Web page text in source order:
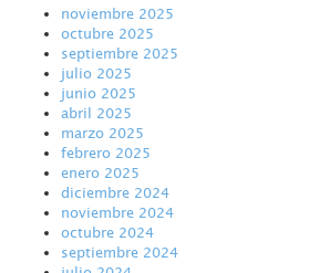
noviembre 2025
octubre 2025
septiembre 2025
julio 2025
junio 2025
abril 2025
marzo 2025
febrero 2025
enero 2025
diciembre 2024
noviembre 2024
octubre 2024
septiembre 2024